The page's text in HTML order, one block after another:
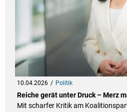
10.04.2026 Politik
Reiche gerät unter Druck – Merz
Mit scharfer Kritik am